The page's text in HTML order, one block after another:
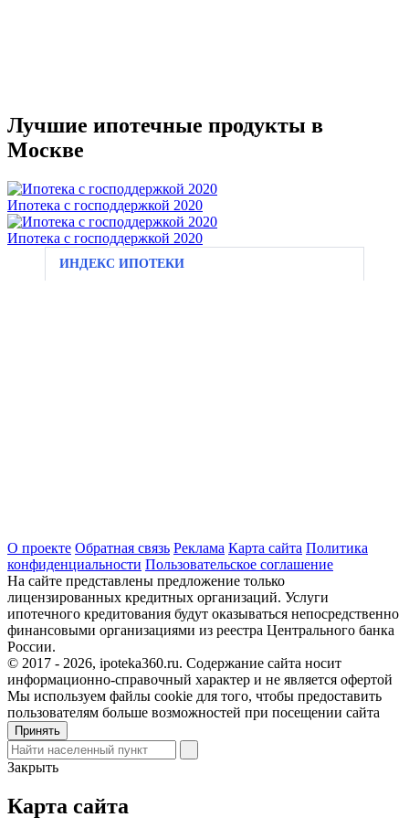
Лучшие ипотечные продукты в
Москве
Ипотека с господдержкой 2020
Ипотека с господдержкой 2020
ИНДЕКС ИПОТЕКИ
О проекте Обратная связь Реклама Карта сайта Политика
конфиденциальности Пользовательское соглашение
На сайте представлены предложение только
лицензированных кредитных организаций. Услуги
ипотечного кредитования будут оказываться непосредственно
финансовыми организациями из реестра Центрального банка
России.
© 2017 - 2026, ipoteka360.ru. Содержание сайта носит
информационно-справочный характер и не является офертой
Мы используем файлы cookie для того, чтобы предоставить
пользователям больше возможностей при посещении сайта
Принять
Закрыть
Карта сайта